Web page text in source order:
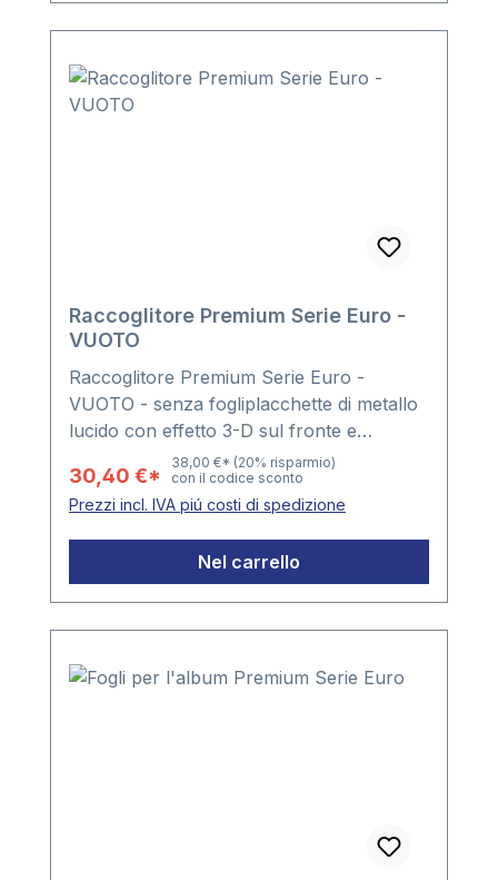
Raccoglitore Premium Serie Euro -
VUOTO
Raccoglitore Premium Serie Euro -
VUOTO - senza fogliplacchette di metallo
lucido con effetto 3-D sul fronte e
retropregiata copertina nerameccanismo
robusto a 4 anelliil raccoglitore é dodato
di adesivi sticker bandiere, date
ecc.formato raccoglitore ca. 235 x 265 x
30,40 €*
38,00 €* (20% risparmio)
con il codice sconto
Prezzi incl. IVA piú costi di spedizione
Nel carrello